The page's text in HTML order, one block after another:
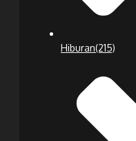
Hiburan(215)